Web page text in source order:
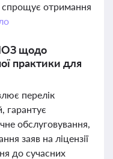
отримання
щодо
практики для
перелік
гарантує
обслуговування,
заяв на ліцензії
до сучасних